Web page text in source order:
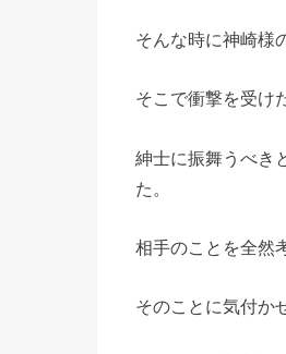
そんな時に神崎様
そこで衝撃を受け
紳士に振舞うべき
た。
相手のことを全然
そのことに気付か